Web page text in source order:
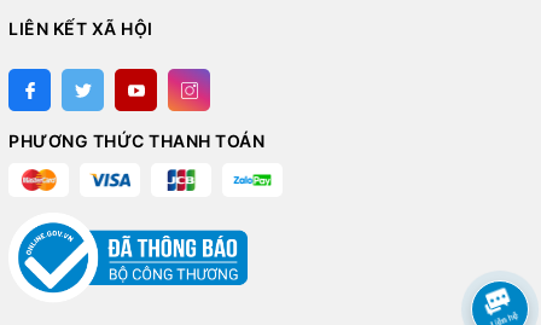
LIÊN KẾT XÃ HỘI
PHƯƠNG THỨC THANH TOÁN